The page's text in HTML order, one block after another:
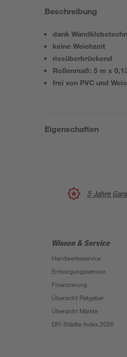
Beschreibung
dank
keine Weichzeit
rissüberbrückend
Rollenmaß: 5 m x
frei von PVC und
Eigenschaften
5 Jahre
Wissen & Service
Handwerksservice
Entsorgungsservice
Finanzierung
Übersicht Ratgeber
Übersicht Märkte
DIY-Städte-Index 2026